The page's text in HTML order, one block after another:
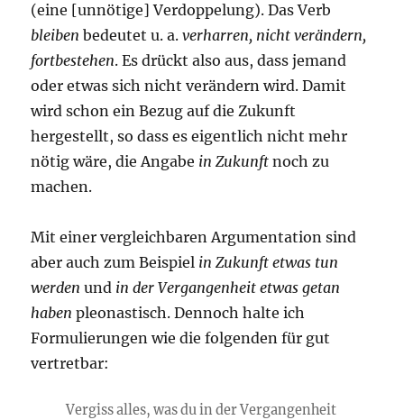
(eine [unnötige] Verdoppelung). Das Verb
bleiben bedeutet u. a.verharren, nicht verändern,
fortbestehen. Es drückt also aus, dass jemand
oder etwas sich nicht verändern wird. Damit
wird schon ein Bezug auf die Zukunft
hergestellt, so dass es eigentlich nicht mehr
nötig wäre, die Angabe in Zukunft noch zu
machen.
Mit einer vergleichbaren Argumentation sind
aber auch zum Beispiel in Zukunft etwas tun
werden und in der Vergangenheit etwas getan
haben pleonastisch. Dennoch halte ich
Formulierungen wie die folgenden für gut
vertretbar:
Vergiss alles, was du in der Vergangenheit